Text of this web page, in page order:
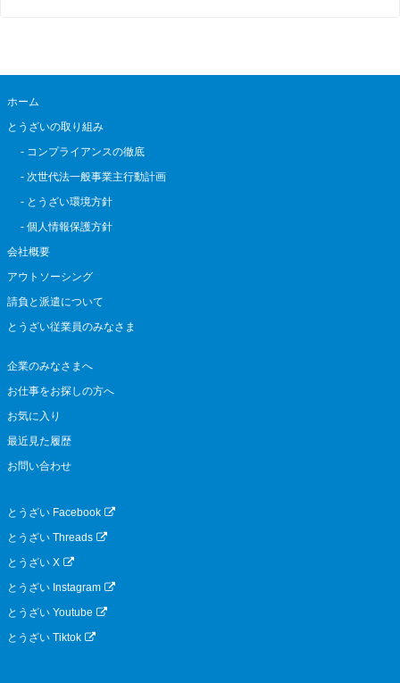
ホーム
とうざいの取り組み
- コンプライアンスの徹底
- 次世代法一般事業主行動計画
- とうざい環境方針
- 個人情報保護方針
会社概要
アウトソーシング
請負と派遣について
とうざい従業員のみなさま
企業のみなさまへ
お仕事をお探しの方へ
お気に入り
最近見た履歴
お問い合わせ
とうざい Facebook
とうざい Threads
とうざい X
とうざい Instagram
とうざい Youtube
とうざい Tiktok